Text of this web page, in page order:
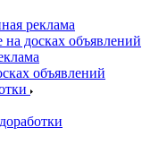
реклама
досках объявлений
объявлений